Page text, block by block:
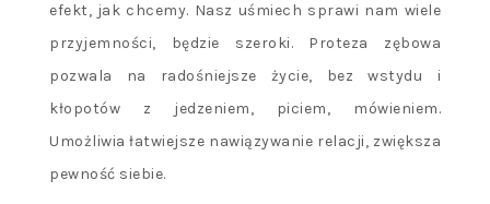
efekt, jak chcemy. Nasz uśmiech sprawi nam wiele
przyjemności, będzie szeroki. Proteza zębowa
pozwala na radośniejsze życie, bez wstydu i
kłopotów z jedzeniem, piciem, mówieniem.
Umożliwia łatwiejsze nawiązywanie relacji, zwiększa
pewność siebie.